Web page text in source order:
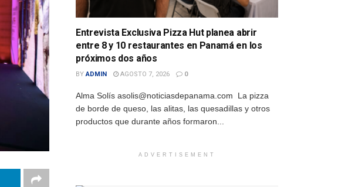
Entrevista Exclusiva Pizza Hut planea abrir
entre 8 y 10 restaurantes en Panamá en los
próximos dos años
BY ADMIN AGOSTO 7, 2026 0
Alma Solís asolis@noticiasdepanama.com La pizza
de borde de queso, las alitas, las quesadillas y otros
productos que durante años formaron...
ADVERTISEMENT